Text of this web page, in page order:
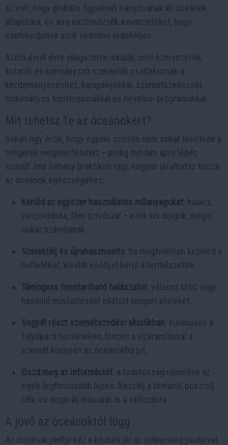
az volt, hogy globális figyelmet irányítsanak az óceánok
állapotára, és arra ösztönözzék a nemzeteket, hogy
cselekedjenek azok védelme érdekében.
Azóta évről évre világszerte iskolák, civil szervezetek,
kutatók és kormányzati szereplők csatlakoznak a
kezdeményezéshez, kampányokkal, szemétszedéssel,
tudományos konferenciákkal és nevelési programokkal.
Mit tehetsz Te az óceánokért?
Sokan úgy érzik, hogy egyéni szinten nem sokat tehetnek a
tengerek megmentéséért – pedig minden apró lépés
számít. Íme néhány praktikus tipp, hogyan járulhatsz hozzá
az óceánok egészségéhez:
Kerüld az egyszer használatos műanyagokat : kulacs,
vászontáska, fém szívószál – ezek kis dolgok, mégis
sokat számítanak.
Szelektálj és újrahasznosíts : ha megfelelően kezeled a
hulladékot, kisebb eséllyel kerül a természetbe.
Támogass fenntartható halászatot : válassz MSC vagy
hasonló minősítéssel ellátott tengeri ételeket.
Vegyél részt szemétszedési akciókban : különösen a
folyóparti területeken, hiszen a vízáramlással a
szemét könnyen az óceánokba jut.
Oszd meg az információt : a tudatosság növelése az
egyik legfontosabb lépés. Beszélj a témáról, posztolj
róla, és inspirálj másokat is a változásra.
A jövő az óceánoktól függ
Az óceánok jövője kéz a kézben jár az emberiség jövőjével.